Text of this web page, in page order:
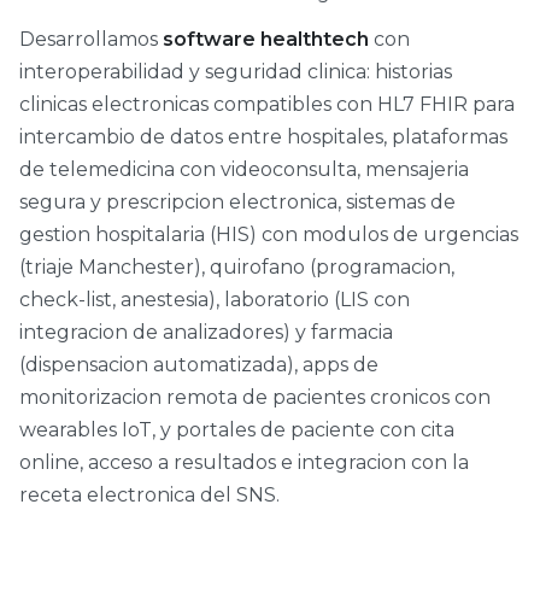
Desarrollamos software healthtech con
interoperabilidad y seguridad clinica: historias
clinicas electronicas compatibles con HL7 FHIR para
intercambio de datos entre hospitales, plataformas
de telemedicina con videoconsulta, mensajeria
segura y prescripcion electronica, sistemas de
gestion hospitalaria (HIS) con modulos de urgencias
(triaje Manchester), quirofano (programacion,
check-list, anestesia), laboratorio (LIS con
integracion de analizadores) y farmacia
(dispensacion automatizada), apps de
monitorizacion remota de pacientes cronicos con
wearables IoT, y portales de paciente con cita
online, acceso a resultados e integracion con la
receta electronica del SNS.